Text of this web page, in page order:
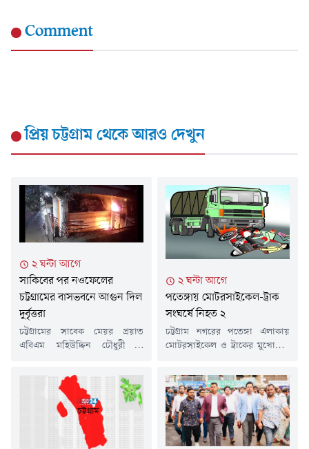
Comment
প্রিয় চট্টগ্রামথেকে আরও দেখুন
২ ঘন্টা আগে
সাকিবের পর নওফেলের
চট্টগ্রামের বাসভবনে আগুন দিল
দুর্বৃত্তরা
চট্টগ্রামের সাবেক মেয়র প্রয়াত
এবিএম মহিউদ্দিন চৌধুরী ও
সাবেক মন্ত্রী মহিবুল হাসান চৌধুরী
নওফেলের চশমা হিলের বাসভবনে
আবারও আগুন দেওয়ার ঘটনা
ঘটেছে। সিসিটিভির দৃশ্যে দেখা
যায় একদল দুর্বৃত্ত পেট্রোল
বোমাসদৃশ বস্তু নিক্ষেপের পর
২ ঘন্টা আগে
পতেঙ্গায় মোটরসাইকেল-ট্রাক
সংঘর্ষে নিহত ২
চট্টগ্রাম নগরের পতেঙ্গা এলাকায়
মোটরসাইকেল ও ট্রাকের মুখোমুখি
ঘটনায় আরেকজন আহত অবস্থায়
হাসপাতালে চিকিৎসাধীন আছেন।
বৃহস্পতিবার (৬ আগস্ট) রাত ১০
টার দিকে নগরের কাঠগড়
জেলেপাড়া লিংক রোড এলাকায় এ
দুর্ঘটনা ঘটে।এ দুর্ঘটনায় আহতদের